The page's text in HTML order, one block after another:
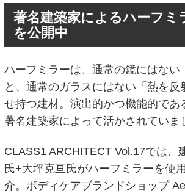
著名建築家によるハーフミ
を公開中
ハーフミラーは、通常の鏡にはない
と、通常のガラスにはない「熱を反
せ持つ建材。演出的かつ機能的であ
著名建築家によって活かされていま
CLASS1 ARCHITECT Vol.17では、
氏+大坪克亘氏がハーフミラーを使
介。ボディケアブランドショップ